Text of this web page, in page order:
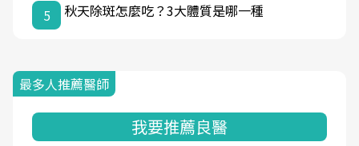
5 秋天除斑怎麼吃？3大體質是哪一種
最多人推薦醫師
我要推薦良醫